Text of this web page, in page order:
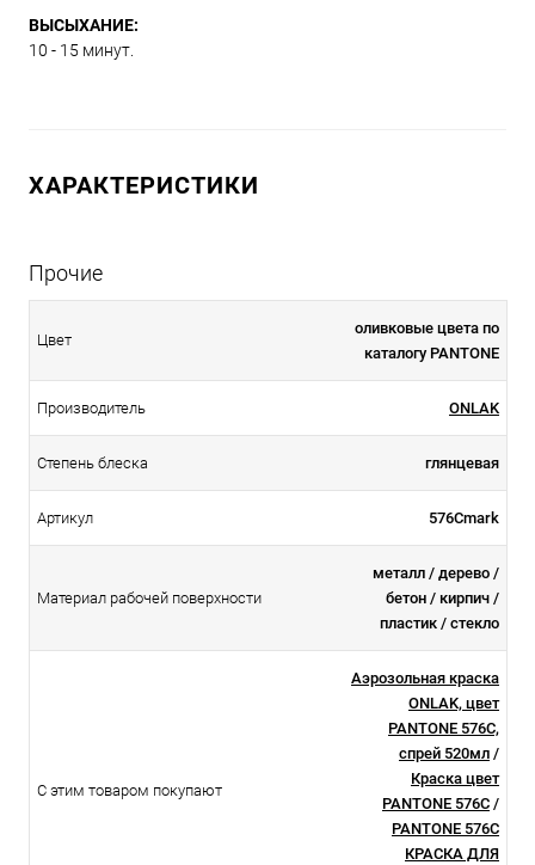
ВЫСЫХАНИЕ:
10 - 15 минут.
ХАРАКТЕРИСТИКИ
Прочие
Цвет
оливковые цвета по
каталогу PANTONE
Производитель ONLAK
Степень блеска глянцевая
Артикул 576Cmark
Материал рабочей поверхности
металл / дерево /
бетон / кирпич /
пластик / стекло
С этим товаром покупают
Аэрозольная краска
ONLAK, цвет
PANTONE 576C,
спрей 520мл /
Краска цвет
PANTONE 576C /
PANTONE 576C
КРАСКА ДЛЯ